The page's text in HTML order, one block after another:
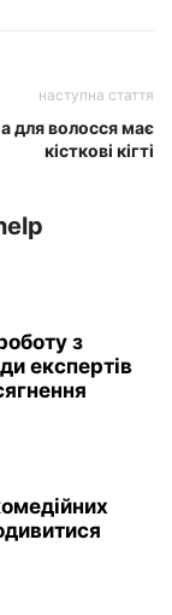
наступна стаття
для волосся має
кісткові кігті
з
експертів